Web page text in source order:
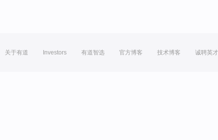
关于有道 Investors 有道智选 官方博客 技术博客 诚聘英才